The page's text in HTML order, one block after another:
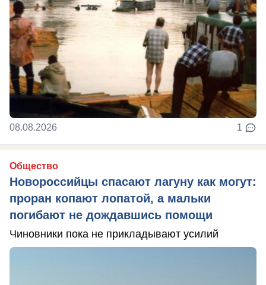
08.08.2026 1
Общество
Новороссийцы спасают лагуну как могут:
проран копают лопатой, а мальки
погибают не дождавшись помощи
Чиновники пока не прикладывают усилий